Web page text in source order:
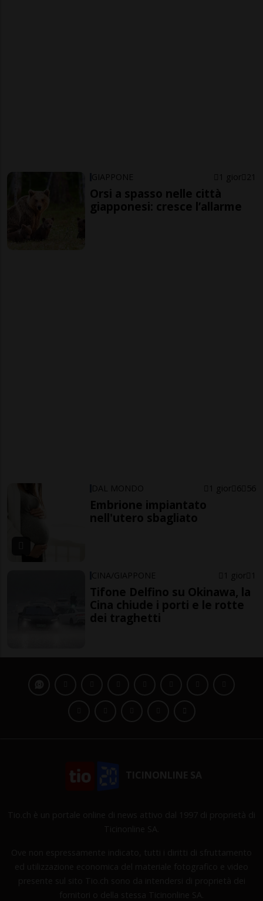
GIAPPONE 1 gior 21
Orsi a spasso nelle città
giapponesi: cresce l’allarme
DAL MONDO 1 gior 6 56
Embrione impiantato
nell'utero sbagliato
CINA/GIAPPONE 1 gior 1
Tifone Delfino su Okinawa, la
Cina chiude i porti e le rotte
dei traghetti